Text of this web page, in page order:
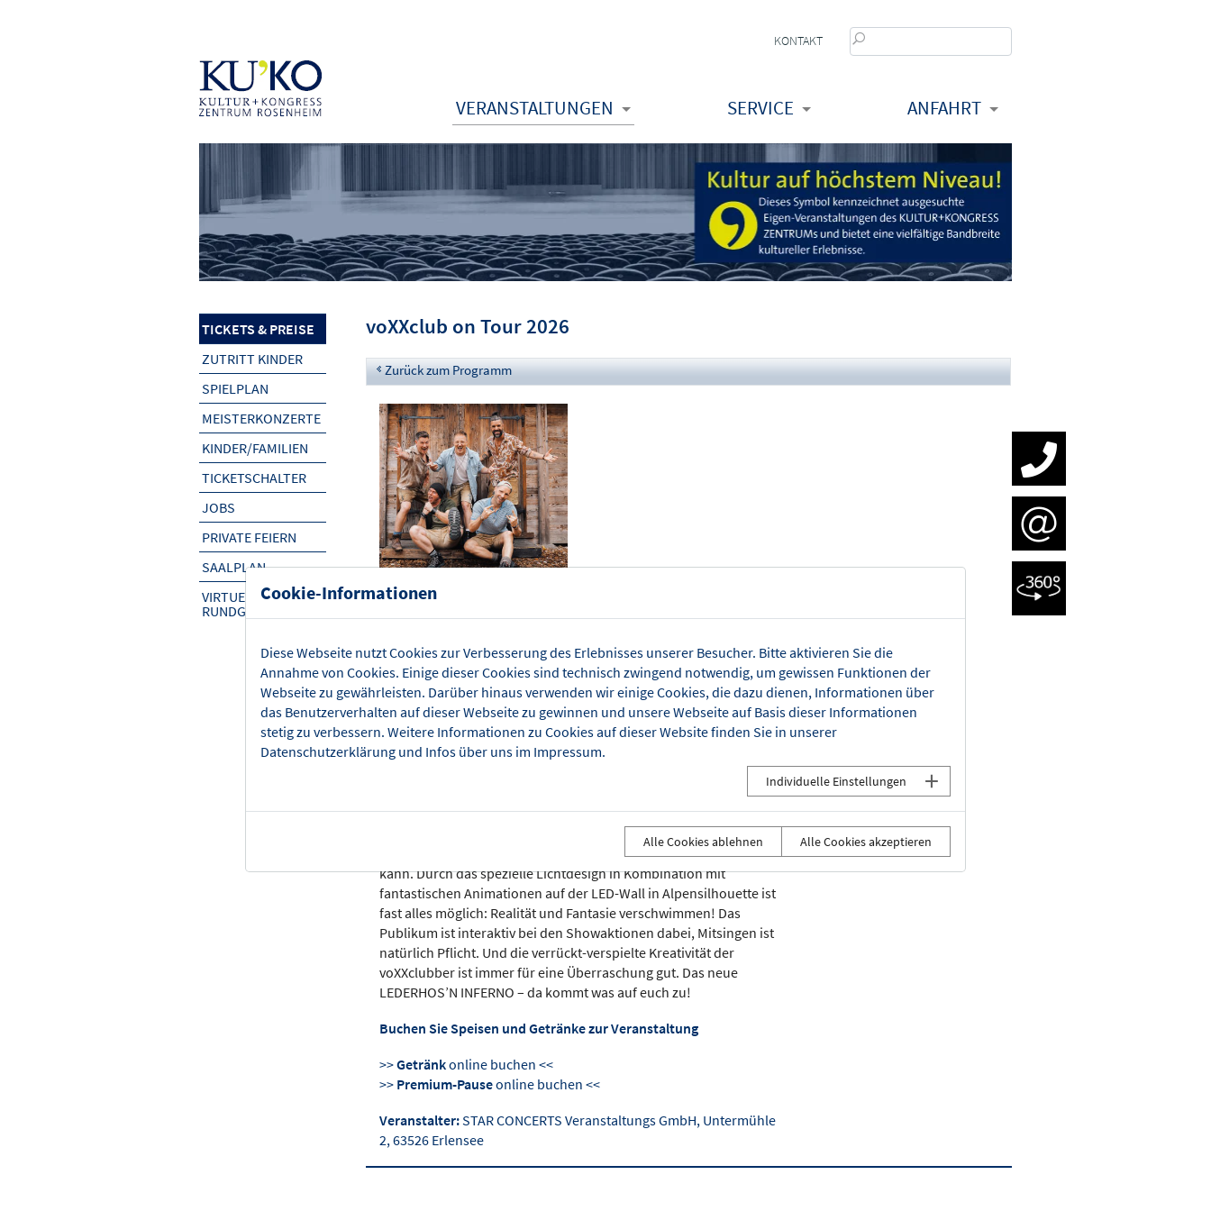
KONTAKT
VERANSTALTUNGEN SERVICE ANFAHRT
TICKETS & PREISE
ZUTRITT KINDER
SPIELPLAN
MEISTERKONZERTE
KINDER/FAMILIEN
TICKETSCHALTER
JOBS
PRIVATE FEIERN
SAALPLAN
VIRTUELLER
RUNDGANG
voXXclub on Tour 2026
Zurück zum Programm
Tickets
Tel.: 080313659365
Fr 13.11.2026 | 20:00
KULTUR + KONGRESS ZENTRUM
Jetzt wird’s richtig heiß! Ab 2026 zündet voXXclub die Bühne an
und bringt eine neue und atemberaubende Show auf die Bühne –
eine Show, nicht einfach ein Konzert – das LEDERHOS´N
heizen dem Publikum richtig ein, einfühlsame Balladen sorgen für
kurze Verschnaufpausen. Neben den neuesten Hits wie „Echo“
und „Alpengirl“ sind auch die bekannten Hits und Ohrwürmer wie
„Rock mi“ und „Donnawedda“ dabei, bei denen keiner stillsitzen
kann. Durch das spezielle Lichtdesign in Kombination mit
fantastischen Animationen auf der LED-Wall in Alpensilhouette ist
fast alles möglich: Realität und Fantasie verschwimmen! Das
Publikum ist interaktiv bei den Showaktionen dabei, Mitsingen ist
natürlich Pflicht. Und die verrückt-verspielte Kreativität der
voXXclubber ist immer für eine Überraschung gut. Das neue
LEDERHOS’N INFERNO – da kommt was auf euch zu!
Buchen Sie Speisen und Getränke zur Veranstaltung
>>Getränkonline buchen <<
>> Premium-Pauseonline buchen <<
Veranstalter:STAR CONCERTS Veranstaltungs GmbH, Untermühle
2, 63526 Erlensee
Cookie-Informationen
Diese Webseite nutzt Cookies zur Verbesserung des Erlebnisses unserer Besucher. Bitte aktivieren Sie die
Annahme von Cookies. Einige dieser Cookies sind technisch zwingend notwendig, um gewissen Funktionen der
Webseite zu gewährleisten. Darüber hinaus verwenden wir einige Cookies, die dazu dienen, Informationen über
das Benutzerverhalten auf dieser Webseite zu gewinnen und unsere Webseite auf Basis dieser Informationen
stetig zu verbessern. Weitere Informationen zu Cookies auf dieser Website finden Sie in unserer
Datenschutzerklärung und Infos über uns im Impressum.
Individuelle Einstellungen
Alle Cookies ablehnen Alle Cookies akzeptieren